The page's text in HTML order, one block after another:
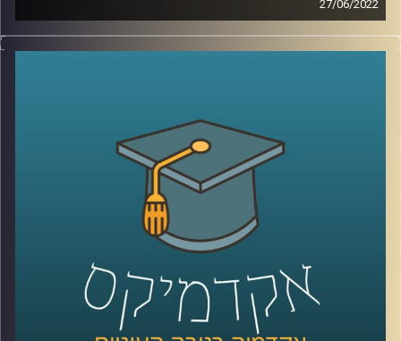
27/06/2022
במרץ 2020 לאחר שלוש מערכות בחירות בשנה אחת ותוך כדי
שמגיפת הקורונה מתחילה להתפשט ברחבי ישראל ולהשאיר
להעלות להצבעה את המשך כהונתו בתפקיד. לאחר
שאדלשטיין לא העלה את הנושא להצבעה הוגשה עתירה לבית
המשפט העליון בבקשה שבג"ץ יורה לאלשטיין לעשות זאת.
בית המשפט נעתר ויו"ר הכנסת התפטר מתפקידו.
למה הפסיקה הזאת כל כך משמעותית? מה המשמעות של
החזקת תפקיד יושב ראש הכנסת בידי המפלגה שלך ומה
הבעייתיות בסעד שניתן? האזינו לחלק השני של השיחה עם
פרופ' רבקה ווייל, מרצה וחוקרת של משפט החוקתי והציבורי
בבית הספר למשפטים, כאן באוניברסיטה.